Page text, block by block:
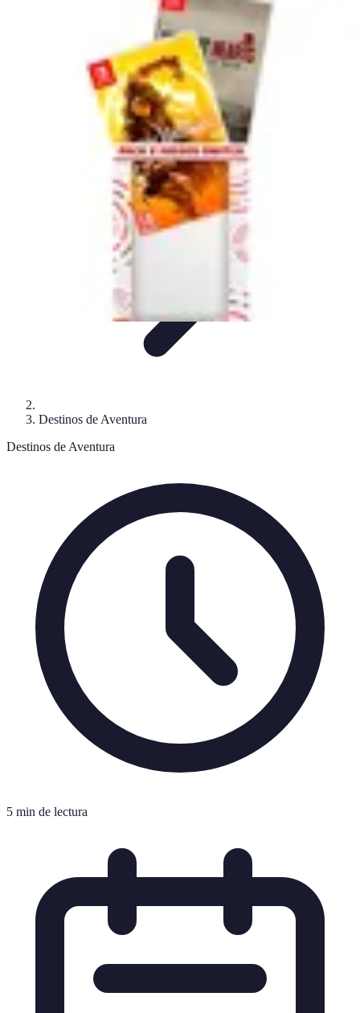
Cultura y Experiencias
Destinos de
Tecnología y Gadgets
Viajes y Aventuras
Destinos de Aventura
Destinos de Aventura
5 min de lectura